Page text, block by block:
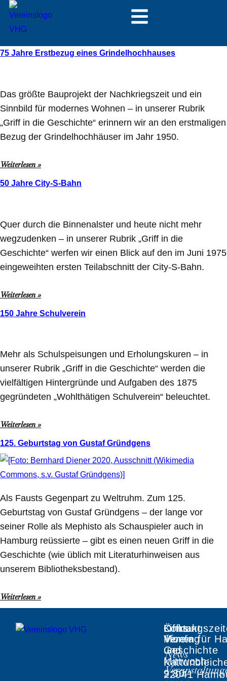
75 Jahre Erstbezug eines Grindelhochhauses
Das größte Bauprojekt der Nachkriegszeit und ein
Sinnbild für modernes Wohnen – in unserer Rubrik
„Griff in die Geschichte“ erinnern wir an den erstmaligen
Bezug der Grindelhochhäuser im Jahr 1950.
Weiterlesen »
50 Jahre City-S-Bahn
Quer durch die Binnenalster und heute nicht mehr
wegzudenken – in unserer Rubrik „Griff in die
Geschichte“ werfen wir einen Blick auf den im Juni 1975
eingeweihten ersten Teilabschnitt der City-S-Bahn.
Weiterlesen »
150 Jahre Schulverein
Mehr als Schulspeisungen und Erholungskuren – in
unserer Rubrik „Griff in die Geschichte“ werden die
vielfältigen Hintergründe und Aufgaben des 1875
gegründeten „Wohlthätigen Schulverein“ beleuchtet.
Weiterlesen »
125. Geburtstag von Gustaf Gründgens
Als Fausts Gegenpart zu Weltruhm. Zum 125.
Geburtstag von Gustaf Gründgens – der lange vor
seiner Rolle als Mephisto als Schauspieler auch in
Hamburg reüssierte – gibt es einen neuen Griff in die
Geschichte (wie üblich mit Literaturhinweisen aus
unserem Bibliotheksbestand).
Weiterlesen »
Montag
und
Mittwoch:
9:30–
Links
Verein
News
Kontakt
Verein für
Geschichte
22041